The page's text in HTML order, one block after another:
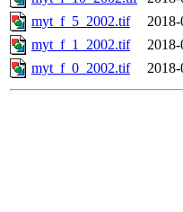
myt_f_5_2002.tif
myt_f_1_2002.tif
myt_f_0_2002.tif